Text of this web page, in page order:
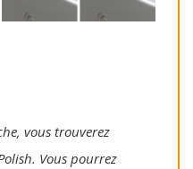
vous trouverez
Vous pourrez